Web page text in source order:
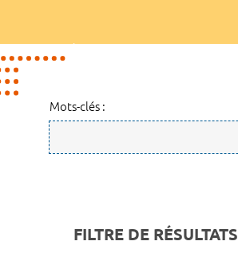
Mots-clés :
FILTRE DE RÉSULTATS